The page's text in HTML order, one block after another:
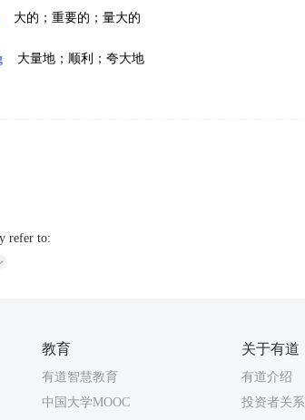
大的；重要的；量大的
大量地；顺利；夸大地
refer to:
教育
有道智慧教育
中国大学MOOC
关于有道
有道介绍
投资者关系